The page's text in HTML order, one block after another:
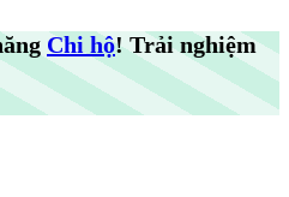
Chi hộ! Trải nghiệm